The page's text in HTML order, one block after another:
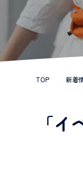
TOP 新着
「